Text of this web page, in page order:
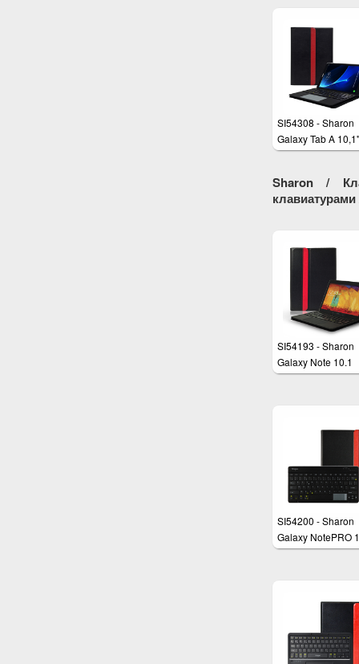
integriertem
SI54308 - Sharon
Galaxy Tab A 10,1"
(2016)
Tastatur und
integriertem
Sharon /
SI54193 - Sharon
Galaxy Note 10.1
Edition 2014 -
Multitouchpad
SI54200 - Sharon
Galaxy NotePRO
Schutztasche mit
integriertes -